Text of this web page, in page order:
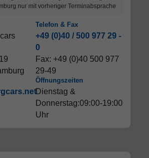
nur mit vorheriger Terminabsprache
Telefon & Fax
+49 (0)40 / 500 977 29 -
0
Fax: +49 (0)40 500 977
29-49
Öffnungszeiten
Dienstag &
Donnerstag:09:00-19:00
Uhr